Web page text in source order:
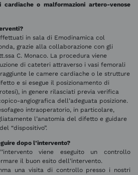
cardiache o malformazioni artero-venose
in sala di Emodinamica col
grazie alla collaborazione con gli
C. Monaco. La procedura viene
di cateteri attraverso i vasi femorali
le camere cardiache o le strutture
e si esegue il posizionamento di
in genere rilasciati previa verifica
angiografica dell’adeguata posizione.
intraoperatorio, in particolare,
l’anatomia del difetto e guidare
“dispositivo”.
dopo l’intervento?
viene eseguito un controllo
il buon esito dell’intervento.
una visita di controllo presso i nostri